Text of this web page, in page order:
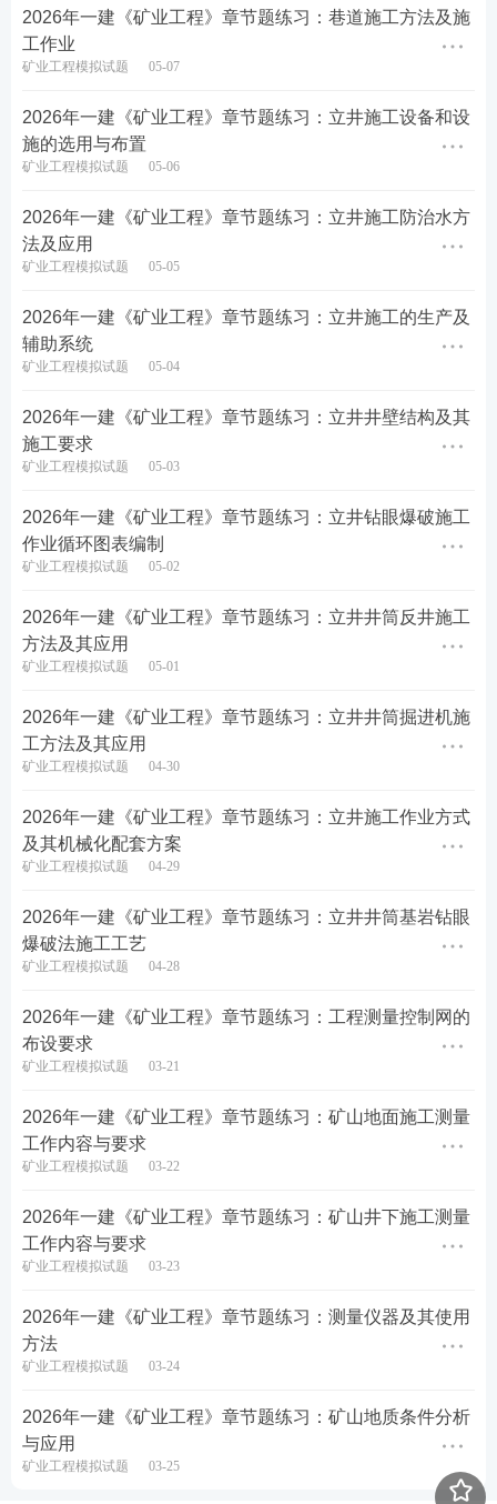
合“不允许滴水”的有（ ）。
A.主排水泵房
B.装载硐室
C.井底煤仓
D.绞车房
E.电机车修配硐室
查看答案
6、井巷工程的分项工程主要按( )等划分。
A.施工工序
B.工种
C.施工设备
D.施工工艺
E.材料
查看答案
热点推荐：
一建考试试题在线刷（章节题/真题/模拟题等）
各科目近6年一级建造师考试真题PDF免费下载
一级建造师考点、难点太多记不住？233网校老师带
入听课>>
2026年一建《矿业工程》章节题练习：巷道施工方法及施
工作业
矿业工程模拟试题 05-07
2026年一建《矿业工程》章节题练习：立井施工设备和设
施的选用与布置
矿业工程模拟试题 05-06
2026年一建《矿业工程》章节题练习：立井施工防治水方
法及应用
矿业工程模拟试题 05-05
2026年一建《矿业工程》章节题练习：立井施工的生产及
辅助系统
矿业工程模拟试题 05-04
2026年一建《矿业工程》章节题练习：立井井壁结构及其
施工要求
矿业工程模拟试题 05-03
2026年一建《矿业工程》章节题练习：立井钻眼爆破施工
作业循环图表编制
矿业工程模拟试题 05-02
2026年一建《矿业工程》章节题练习：立井井筒反井施工
方法及其应用
矿业工程模拟试题 05-01
2026年一建《矿业工程》章节题练习：立井井筒掘进机施
工方法及其应用
矿业工程模拟试题 04-30
2026年一建《矿业工程》章节题练习：立井施工作业方式
及其机械化配套方案
矿业工程模拟试题 04-29
2026年一建《矿业工程》章节题练习：立井井筒基岩钻眼
爆破法施工工艺
矿业工程模拟试题 04-28
2026年一建《矿业工程》章节题练习：工程测量控制网的
布设要求
矿业工程模拟试题 03-21
2026年一建《矿业工程》章节题练习：矿山地面施工测量
工作内容与要求
矿业工程模拟试题 03-22
2026年一建《矿业工程》章节题练习：矿山井下施工测量
工作内容与要求
矿业工程模拟试题 03-23
2026年一建《矿业工程》章节题练习：测量仪器及其使用
方法
矿业工程模拟试题 03-24
2026年一建《矿业工程》章节题练习：矿山地质条件分析
与应用
矿业工程模拟试题 03-25